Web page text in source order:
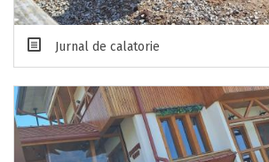
Jurnal de calatorie